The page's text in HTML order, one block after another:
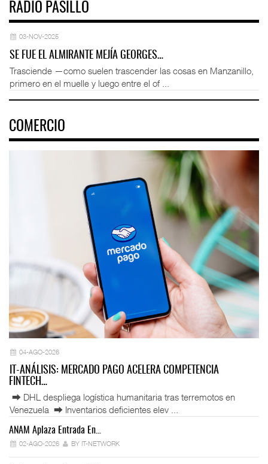
RADIO PASILLO
03-NOV-2025
SE FUE EL ALMIRANTE MEJÍA GEORGES…
Trasciende —como suelen trascender las cosas en Manzanillo,
primero en el muelle y luego entre el of ...
COMERCIO
04-AGO-2026
IT-ANÁLISIS: MERCADO PAGO ACELERA COMPETENCIA
FINTECH…
⮕ DHL despliega logística humanitaria tras terremotos en
Venezuela ⮕ Inventarios deficientes elev ...
ANAM Aplaza Entrada En…
02-AGO-2026 BY IT-NETWORK